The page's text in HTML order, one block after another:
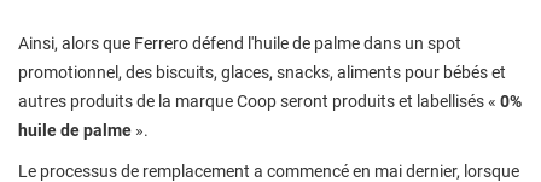
Ainsi, alors que Ferrero défend l'huile de palme dans un spot
promotionnel, des biscuits, glaces, snacks, aliments pour bébés et
autres produits de la marque Coop seront produits et labellisés « 0%
huile de palme ».
Le processus de remplacement a commencé en mai dernier, lorsque